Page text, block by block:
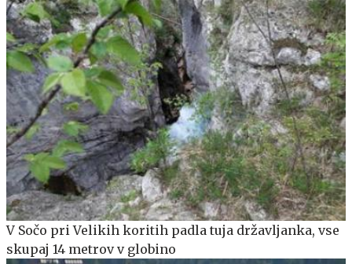
V Sočo pri Velikih koritih padla tuja državljanka, vse
skupaj 14 metrov v globino